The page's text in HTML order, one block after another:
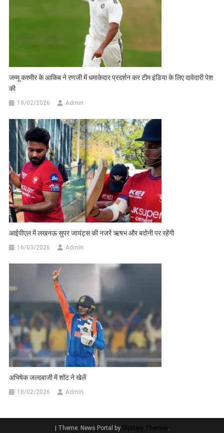
जम्मू कश्मीर के आकिब ने रणजी में धमाकेदार प्रदर्शन कर टीम इंडिया के लिए दावेदारी पेश
की
19/02/2026 Admin
आईपीएल में लखनऊ सुपर जायंट्स की नजरें ऋषभ और बदोनी पर रहेंगी
16/03/2026 Admin
अभिषेक जल्दबाजी में शॉट ने खेलें
18/02/2026 Admin
Theme: News Portal by Mystery Themes .